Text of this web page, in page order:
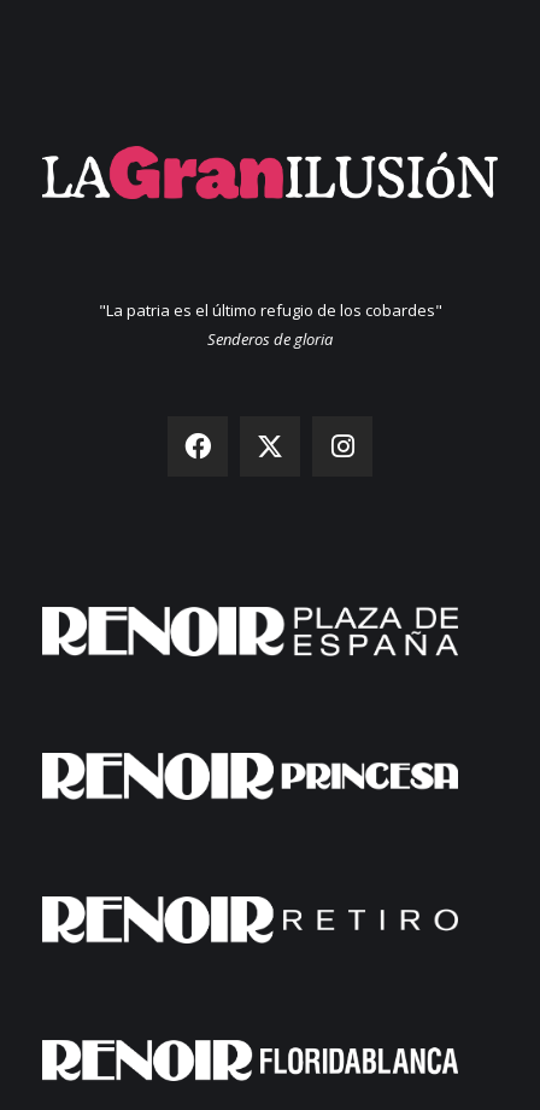
"La patria es el último refugio de los cobardes"
Senderos de gloria